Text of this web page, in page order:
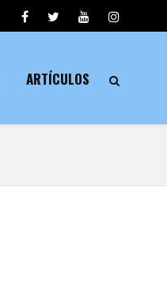
ARTÍCULOS